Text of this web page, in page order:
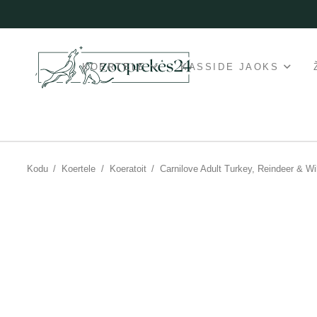
KOERTELE KASSIDE JAOKS
Kodu / Koertele / Koeratoit / Carnilove Adult Turkey, Reindeer &